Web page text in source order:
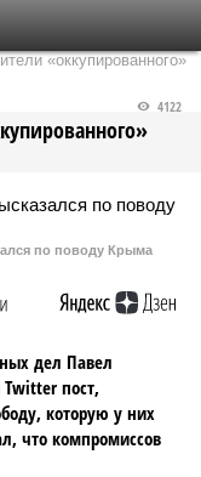
«оккупированного»
4122
по поводу Крыма
дел Павел
пост,
которую у них
что компромиссов